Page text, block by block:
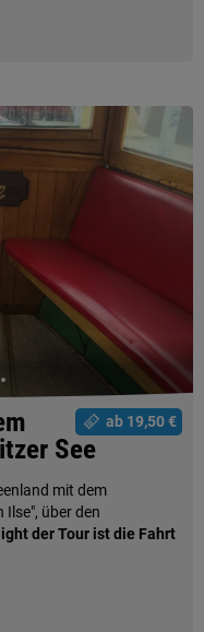
ab 19,50 €
See
mit dem
über den
der Tour ist die Fahrt